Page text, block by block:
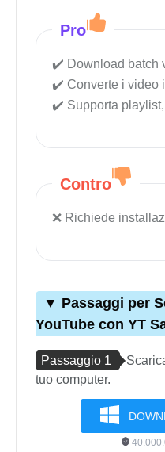
Pro
Download batch
Converte i video
Supporta
Contro
Richiede
▼ Passaggi per
YouTube con YT
Passaggio 1
tuo computer.